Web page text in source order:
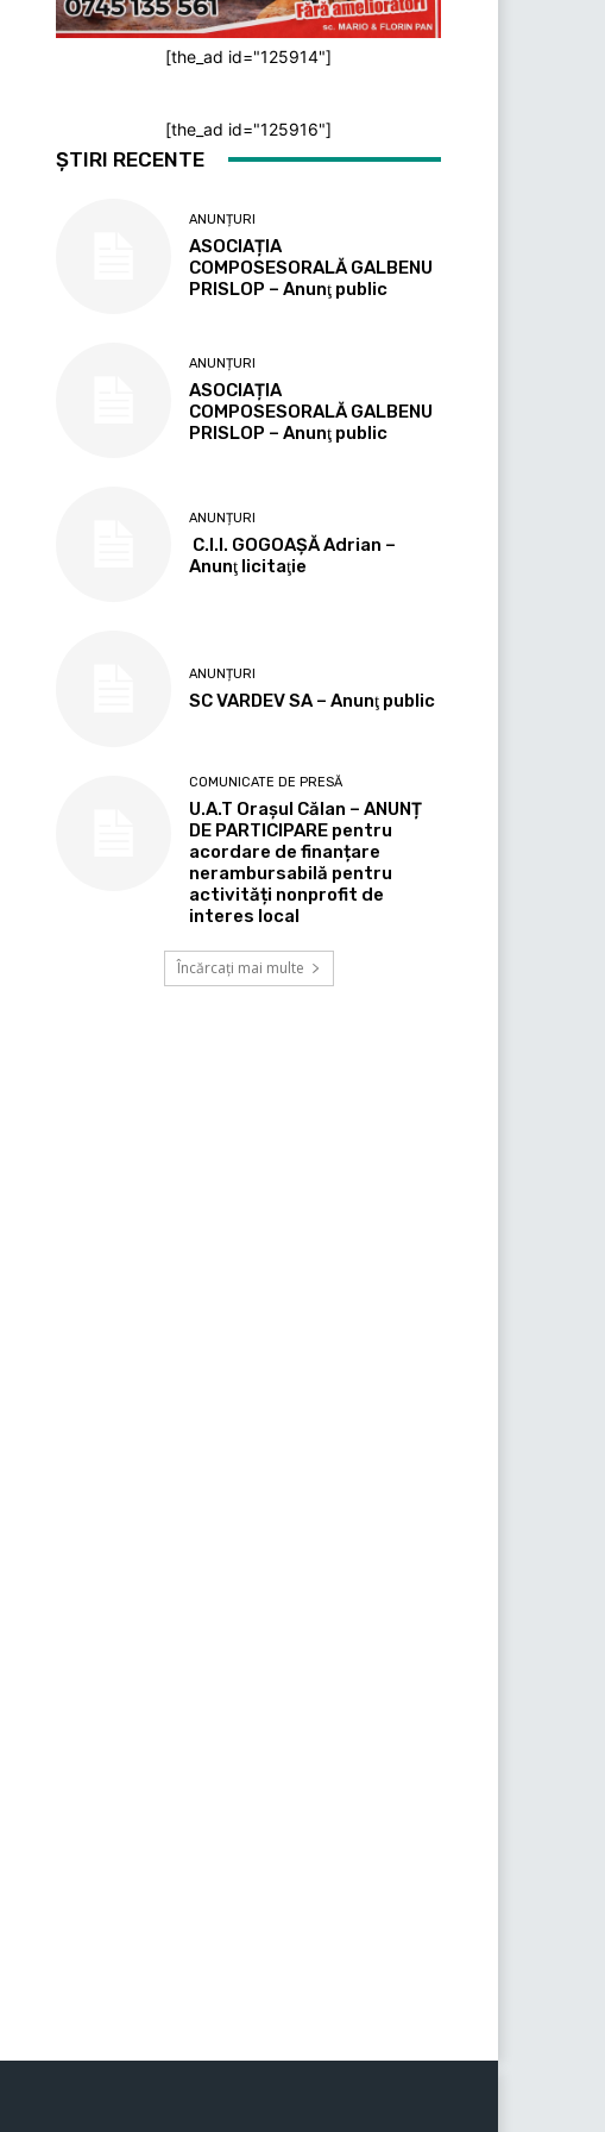
[the_ad id="125914"]
[the_ad id="125916"]
ȘTIRI RECENTE
ANUNȚURI
ASOCIAȚIA
COMPOSESORALĂ GALBENU
PRISLOP – Anunţ public
ANUNȚURI
ASOCIAȚIA
COMPOSESORALĂ GALBENU
PRISLOP – Anunţ public
ANUNȚURI
C.I.I. GOGOAŞĂ Adrian –
Anunţ licitaţie
ANUNȚURI
SC VARDEV SA – Anunţ public
COMUNICATE DE PRESĂ
U.A.T Orașul Călan – ANUNȚ
DE PARTICIPARE pentru
acordare de finanțare
nerambursabilă pentru
activități nonprofit de
interes local
Încărcați mai multe